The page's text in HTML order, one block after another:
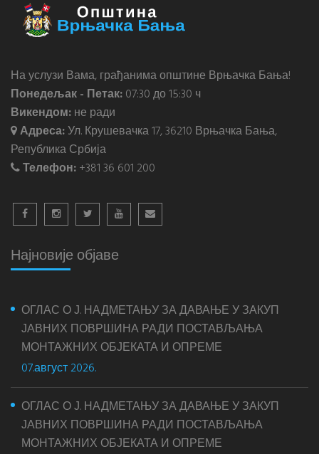
На услузи Вама, грађанима општине Врњачка Бања!
Понедељак - Петак:07:30 до 15:30 ч
Викендом:не ради
Адреса:Ул. Крушевачка 17, 36210 Врњачка Бања,
Република Србија
Телефон:+381 36 601 200
Најновије објаве
ОГЛАС О Ј. НАДМЕТАЊУ ЗА ДАВАЊЕ У ЗАКУП
ЈАВНИХ ПОВРШИНА РАДИ ПОСТАВЉАЊА
МОНТАЖНИХ ОБЈЕКАТА И ОПРЕМЕ
07.август 2026.
ОГЛАС О Ј. НАДМЕТАЊУ ЗА ДАВАЊЕ У ЗАКУП
ЈАВНИХ ПОВРШИНА РАДИ ПОСТАВЉАЊА
МОНТАЖНИХ ОБЈЕКАТА И ОПРЕМЕ